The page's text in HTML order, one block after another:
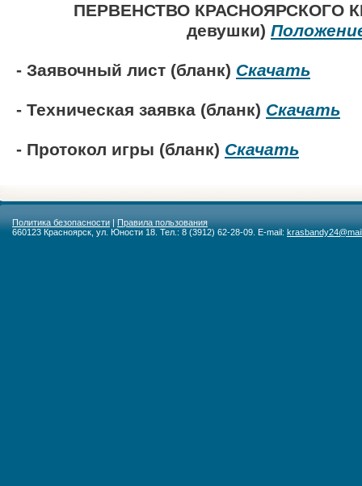
ПЕРВЕНСТВО КРАСНОЯРСКОГО
девушки)
- Заявочный лист (бланк) Скачать
- Техническая заявка (бланк) Скачать
- Протокол игры (бланк) Скачать
Политика безопасности
Правила пользования
660123 Красноярск, ул. Юности 18. Тел.: 8 (3912) 62-28-09. E-mail: